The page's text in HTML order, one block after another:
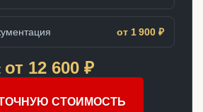
от 1 900 ₽
от 12 600 ₽
СТОИМОСТЬ